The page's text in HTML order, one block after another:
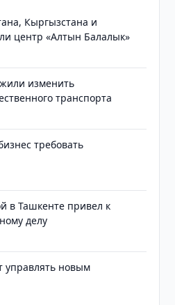
Кыргызстана и
центр «Алтын Балалык»
изменить
транспорта
требовать
в Ташкенте привел к
делу
управлять новым